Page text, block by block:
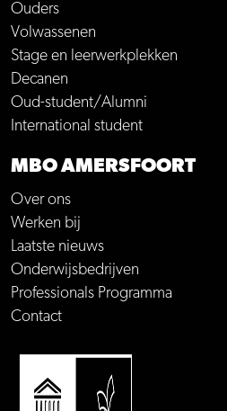
Ouders
Volwassenen
Stage en leerwerkplekken
Decanen
Oud-student/Alumni
International student
MBO AMERSFOORT
Over ons
Werken bij
Laatste nieuws
Onderwijsbedrijven
Professionals Programma
Contact